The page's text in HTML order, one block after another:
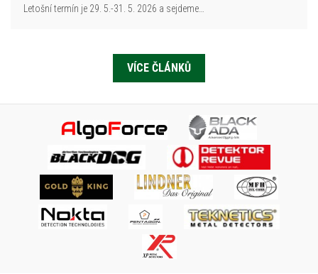
Letošní termín je 29. 5.-31. 5. 2026 a sejdeme…
VÍCE ČLÁNKŮ